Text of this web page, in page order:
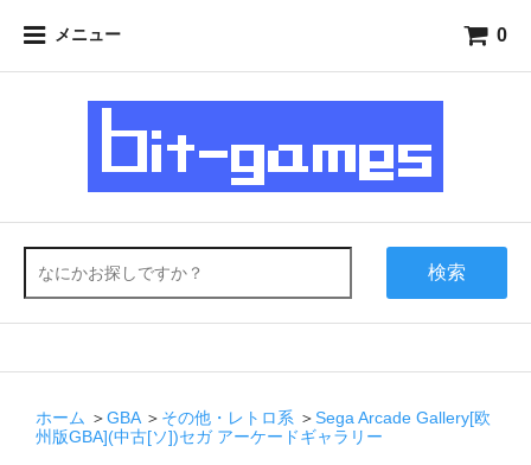
メニュー 0
検索
ホーム ＞GBA ＞ その他・レトロ系 ＞Sega Arcade Gallery[欧
州版GBA](中古[ソ])セガ アーケードギャラリー